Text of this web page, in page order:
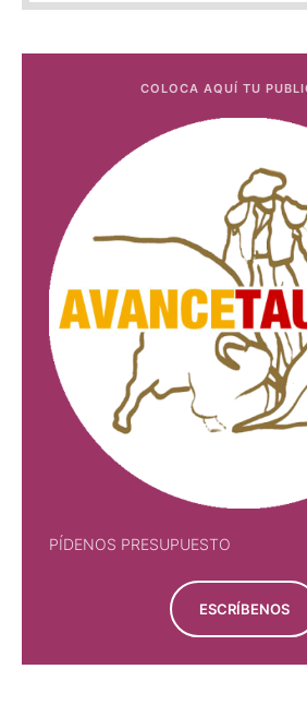
COLOCA AQUÍ TU
PÍDENOS PRESUPUESTO
ESCRÍBENOS